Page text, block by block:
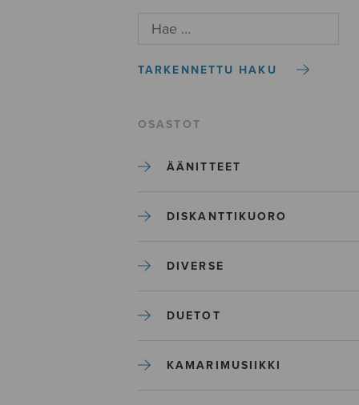
TARKENNETTU HAKU
OSASTOT
ÄÄNITTEET
DISKANTTIKUORO
DIVERSE
DUETOT
KAMARIMUSIIKKI